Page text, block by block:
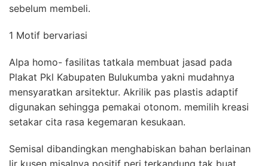
sebelum membeli.
1 Motif bervariasi
Alpa homo- fasilitas tatkala membuat jasad pada
Plakat Pkl Kabupaten Bulukumba yakni mudahnya
mensyaratkan arsitektur. Akrilik pas plastis adaptif
digunakan sehingga pemakai otonom. memilih kreasi
setakar cita rasa kegemaran kesukaan.
Semisal dibandingkan menghabiskan bahan berlainan
lir kusen misalnya positif peri terkandung tak buat